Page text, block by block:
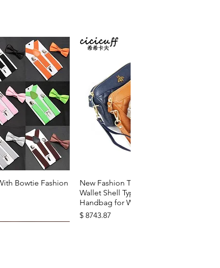
rapideBowtie Fashion
Aperçu rapide
New Fashion Top Layer Cowhide
Wallet Shell Type Soft Zipper
Handbag for Woman
Prix
$ 8743.87